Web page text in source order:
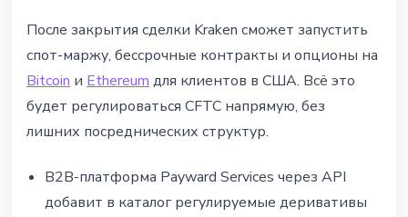
После закрытия сделки Kraken сможет запустить
спот-маржу, бессрочные контракты и опционы на
Bitcoin и Ethereum для клиентов в США. Всё это
будет регулироваться CFTC напрямую, без
лишних посреднических структур.
B2B-платформа Payward Services через API
добавит в каталог регулируемые деривативы